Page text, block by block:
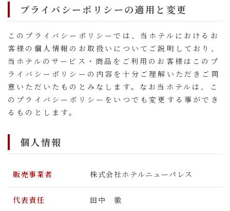
プライバシーポリシーの適用と変更
このプライバシーポリシーでは、当ホテルにおけるお
客様の個人情報のお取扱いについてご説明しており、
当ホテルのサービス・商品をご利用のお客様はこのプ
ライバシーポリシーの内容を十分ご理解いただきご同
意いただいたものとみなします。なお当ホテルは、こ
のプライバシーポリシーをいつでも変更する事ができ
るものとします。
個人情報
販売事業者 株式会社ホテルニューパレス
代表責任 田中 徹